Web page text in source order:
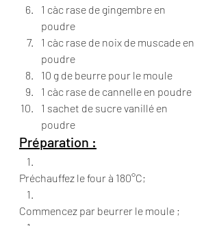
1 càc rase de gingembre en
poudre
1 càc rase de noix de muscade en
poudre
10 g de beurre pour le moule
1 càc rase de cannelle en poudre
1 sachet de sucre vanillé en
poudre
Préparation :
Préchauffez le four à 180°C;
Commencez par beurrer le moule ;